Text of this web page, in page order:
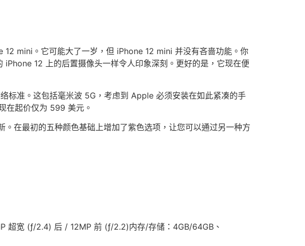
mini。它可能大了一岁，但 iPhone 12 mini 并没有吝啬功能。你
12 上的后置摄像头一样令人印象深刻。更好的是，它现在便
标准。这包括毫米波 5G，考虑到 Apple 必须安装在如此紧凑的手
在起价仅为 599 美元。
在最初的五种颜色基础上增加了紫色选项，让您可以通过另一种方
超宽 (ƒ/2.4) 后 / 12MP 前 (ƒ/2.2)内存/存储：4GB/64GB、